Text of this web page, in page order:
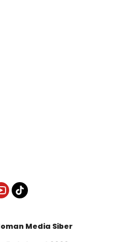
Media Siber